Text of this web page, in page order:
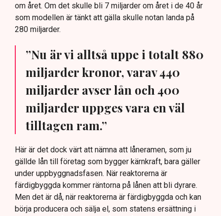
om året. Om det skulle bli 7 miljarder om året i de 40 år
som modellen är tänkt att gälla skulle notan landa på
280 miljarder.
”Nu är vi alltså uppe i totalt 880
miljarder kronor, varav 440
miljarder avser lån och 400
miljarder uppges vara en väl
tilltagen ram.”
Här är det dock värt att nämna att låneramen, som ju
gällde lån till företag som bygger kärnkraft, bara gäller
under uppbyggnadsfasen. När reaktorerna är
färdigbyggda kommer räntorna på lånen att bli dyrare.
Men det är då, när reaktorerna är färdigbyggda och kan
börja producera och sälja el, som statens ersättning i